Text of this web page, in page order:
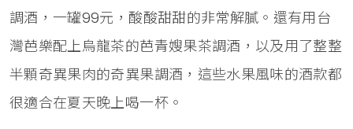
調酒，一罐99元，酸酸甜甜的非常解膩。還有用台
灣芭樂配上烏龍茶的芭青嫂果茶調酒，以及用了整整
半顆奇異果肉的奇異果調酒，這些水果風味的酒款都
很適合在夏天晚上喝一杯。